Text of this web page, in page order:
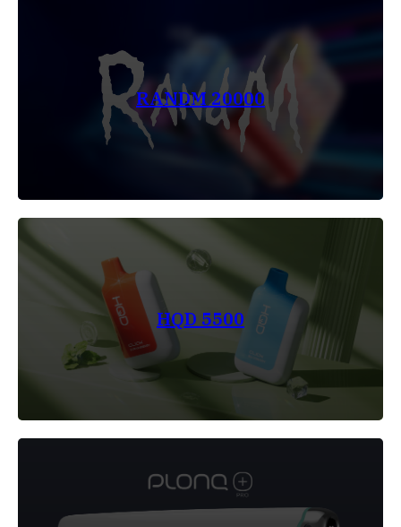
RANDM 20000
HQD 5500